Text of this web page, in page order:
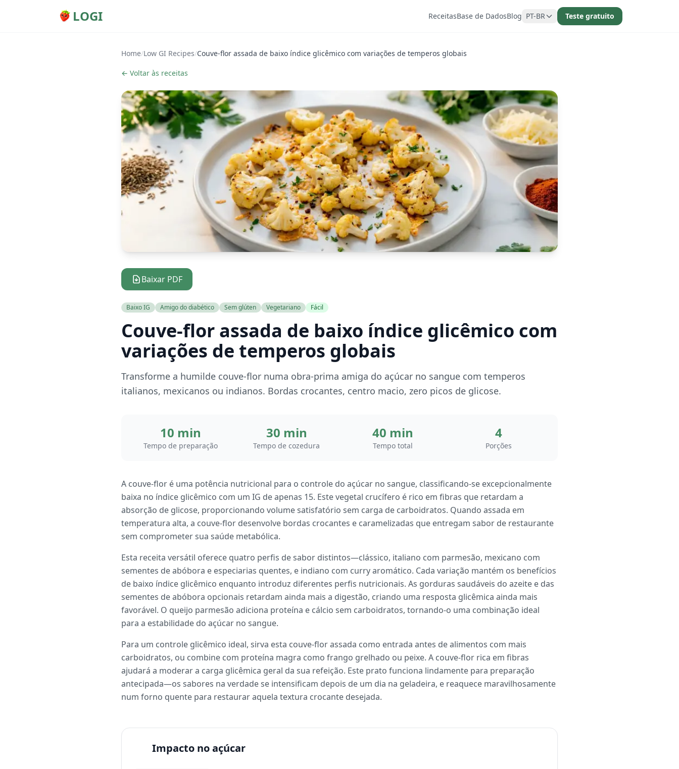
LOGI ReceitasBase de DadosBlog PT-BR Teste gratuito
Home/Low GI Recipes/Couve-flor assada de baixo índice glicêmico com variações de temperos globais
← Voltar às receitas
Baixar PDF
Baixo IG Amigo do diabético Sem glúten Vegetariano Fácil
Couve-flor assada de baixo índice glicêmico com
variações de temperos globais
Transforme a humilde couve-flor numa obra-prima amiga do açúcar no sangue com temperos
italianos, mexicanos ou indianos. Bordas crocantes, centro macio, zero picos de glicose.
10 min
Tempo de preparação
30 min
Tempo de cozedura
40 min
Tempo total
4
Porções
A couve-flor é uma potência nutricional para o controle do açúcar no sangue, classificando-se excepcionalmente
baixa no índice glicêmico com um IG de apenas 15. Este vegetal crucífero é rico em fibras que retardam a
absorção de glicose, proporcionando volume satisfatório sem carga de carboidratos. Quando assada em
temperatura alta, a couve-flor desenvolve bordas crocantes e caramelizadas que entregam sabor de restaurante
sem comprometer sua saúde metabólica.
Esta receita versátil oferece quatro perfis de sabor distintos—clássico, italiano com parmesão, mexicano com
sementes de abóbora e especiarias quentes, e indiano com curry aromático. Cada variação mantém os benefícios
de baixo índice glicêmico enquanto introduz diferentes perfis nutricionais. As gorduras saudáveis do azeite e das
sementes de abóbora opcionais retardam ainda mais a digestão, criando uma resposta glicêmica ainda mais
favorável. O queijo parmesão adiciona proteína e cálcio sem carboidratos, tornando-o uma combinação ideal
para a estabilidade do açúcar no sangue.
Para um controle glicêmico ideal, sirva esta couve-flor assada como entrada antes de alimentos com mais
carboidratos, ou combine com proteína magra como frango grelhado ou peixe. A couve-flor rica em fibras
ajudará a moderar a carga glicêmica geral da sua refeição. Este prato funciona lindamente para preparação
antecipada—os sabores na verdade se intensificam depois de um dia na geladeira, e reaquece maravilhosamente
num forno quente para restaurar aquela textura crocante desejada.
Impacto no açúcar